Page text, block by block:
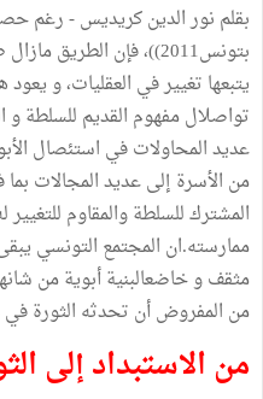
بقلم نور الدين كريديس - رغم
بتونس2011))، فإن الطريق
يتبعها تغيير في العقليات، و
تواصلال مفهوم القديم للسلطة
عديد المحاولات في استئصال
من الأسرة إلى عديد المجالات بما
المشترك للسلطة والمقاوم
ممارسته.ان المجتمع التونسي
مثقف و خاضعالبنية أبوية من
من المفروض أن تحدثه الثورة
من الاستبداد إلى